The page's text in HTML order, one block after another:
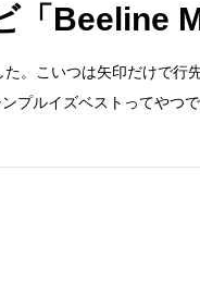
「Beeline
。こいつは矢印だけで行
プルイズベストってやつ